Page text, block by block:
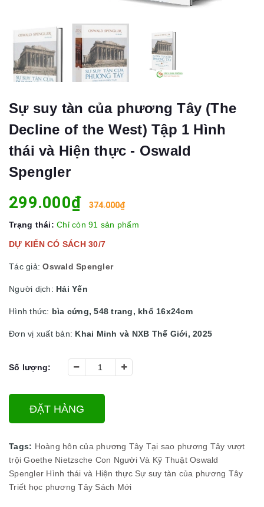
Sự suy tàn của phương Tây (The
Decline of the West) Tập 1 Hình
thái và Hiện thực - Oswald
Spengler
299.000₫ 374.000₫
Trạng thái: Chỉ còn 91 sản phẩm
DỰ KIẾN CÓ SÁCH 30/7
Tác giả:Oswald Spengler
Người dịch: Hải Yến
Hình thức: bìa cứng, 548 trang, khổ 16x24cm
Đơn vị xuất bản: Khai Minh và NXB Thế Giới, 2025
Số lượng:
ĐẶT HÀNG
Tags: Hoàng hôn của phương Tây Tại sao phương Tây vượt
trội Goethe Nietzsche Con Người Và Kỹ Thuật Oswald
Spengler Hình thái và Hiện thực Sự suy tàn của phương Tây
Triết học phương Tây Sách Mới